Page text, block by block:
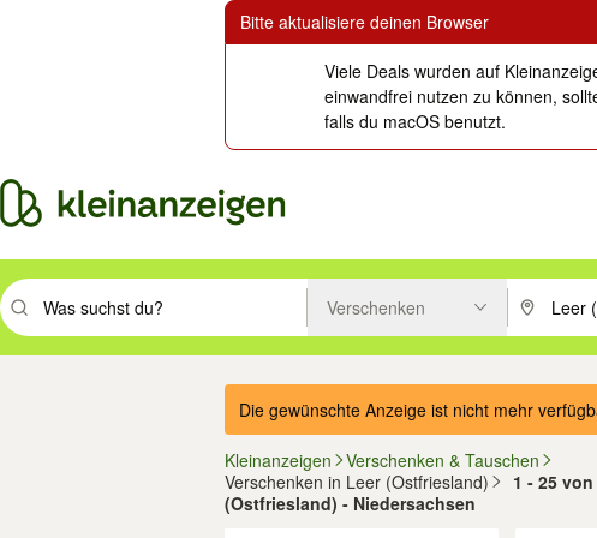
Bitte aktualisiere deinen Browser
Viele Deals wurden auf
einwandfrei nutzen zu können,
falls du macOS benutzt.
Suchbegriff eingeben. Eingabetaste drücken um zu suchen, oder Vorschläge
Verschenken PLZ oder
Die gewünschte Anzeige ist nicht mehr
Kleinanzeigen
Verschenken & Tauschen
Verschenken in Leer (Ostfriesland)
1 - 25
(Ostfriesland) - Niedersachsen